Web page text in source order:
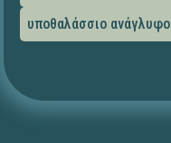
υποθαλάσσιο ανάγλυφο